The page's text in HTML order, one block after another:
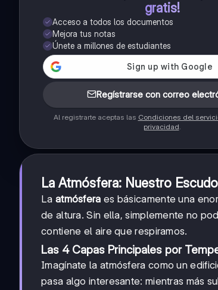
gratis!
Acceso a todos los documentos
Mejora tus notas
Únete a millones de estudiantes
Regístrarse con correo
Al registrarte aceptas las Condiciones del
privacidad
La Atmósfera: Nuestro
La atmósfera es básicamente una
de altura. Sin ella, simplemente no
contiene el aire que respiramos.
Las 4 Capas Principales por
Imagínate la atmósfera como un
pasa algo interesante: mientras más